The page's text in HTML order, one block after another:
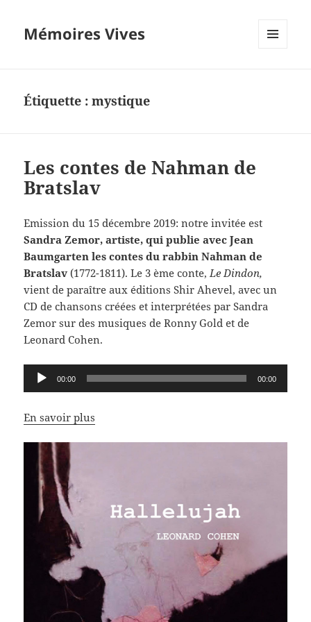
Mémoires Vives
Étiquette :mystique
Les contes de Nahman de
Bratslav
Emission du 15 décembre 2019: notre invitée est
Sandra Zemor, artiste, qui publie avec Jean
Baumgarten les contes du rabbin Nahman de
Bratslav(1772-1811). Le 3 ème conte,Le Dindon,
vient de paraître aux éditions Shir Ahevel, avec un
CD de chansons créées et interprétées par Sandra
Zemor sur des musiques de Ronny Gold et de
Leonard Cohen.
Lecteur
audio
00:00 00:00
En savoir plus